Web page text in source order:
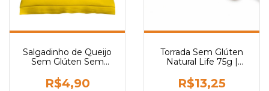
Salgadinho de Queijo
Sem Glúten Sem
R$4,90
Torrada Sem Glúten
Natural Life 75g |
Saudável
R$13,25